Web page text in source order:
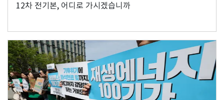
12차 전기본, 어디로 가시겠습니까